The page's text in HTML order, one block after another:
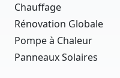
Chauffage
Rénovation Globale
Pompe à Chaleur
Panneaux Solaires